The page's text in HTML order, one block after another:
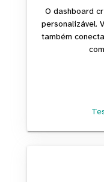
O dashboard
personalizável.
também